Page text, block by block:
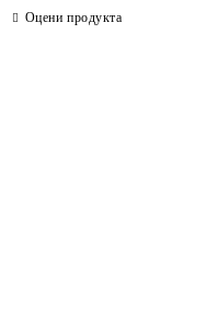
Оцени продукта